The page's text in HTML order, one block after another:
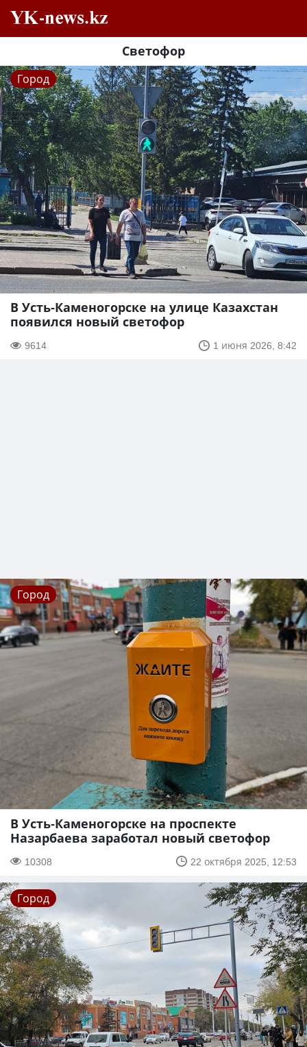
Светофор
Город
В Усть-Каменогорске на улице Казахстан
появился новый светофор
9614 1 июня 2026, 8:42
Город
В Усть-Каменогорске на проспекте
Назарбаева заработал новый светофор
10308 22 октября 2025, 12:53
Город